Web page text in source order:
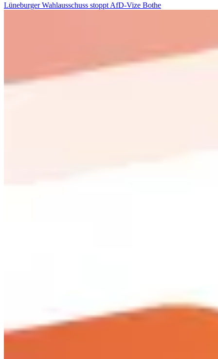
Lüneburger Wahlausschuss stoppt AfD-Vize Bothe